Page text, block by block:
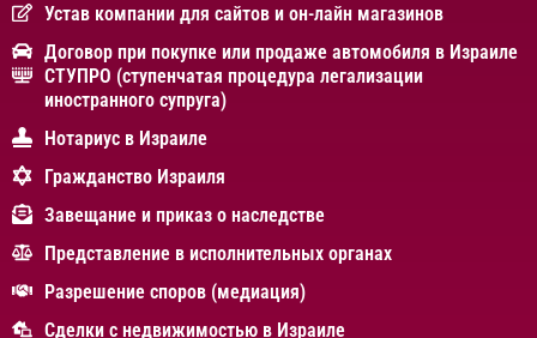
Устав компании для сайтов и он-лайн магазинов
Договор при покупке или продаже автомобиля в Израиле
СТУПРО (ступенчатая процедура легализации
иностранного супруга)
Нотариус в Израиле
Гражданство Израиля
Завещание и приказ о наследстве
Представление в исполнительных органах
Разрешение споров (медиация)
Сделки с недвижимостью в Израиле